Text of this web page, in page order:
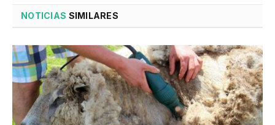
NOTICIAS SIMILARES